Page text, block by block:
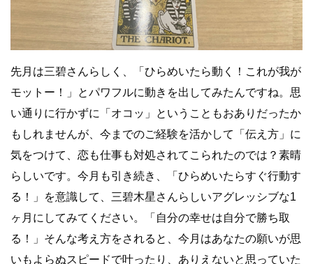
先月は三碧さんらしく、「ひらめいたら動く！これが我が
モットー！」とパワフルに動きを出してみたんですね。思
い通りに行かずに「オコッ」ということもおありだったか
もしれませんが、今までのご経験を活かして「伝え方」に
気をつけて、恋も仕事も対処されてこられたのでは？素晴
らしいです。今月も引き続き、「ひらめいたらすぐ行動す
る！」を意識して、三碧木星さんらしいアグレッシブな1
ヶ月にしてみてください。「自分の幸せは自分で勝ち取
る！」そんな考え方をされると、今月はあなたの願いが思
いもよらぬスピードで叶ったり、ありえないと思っていた